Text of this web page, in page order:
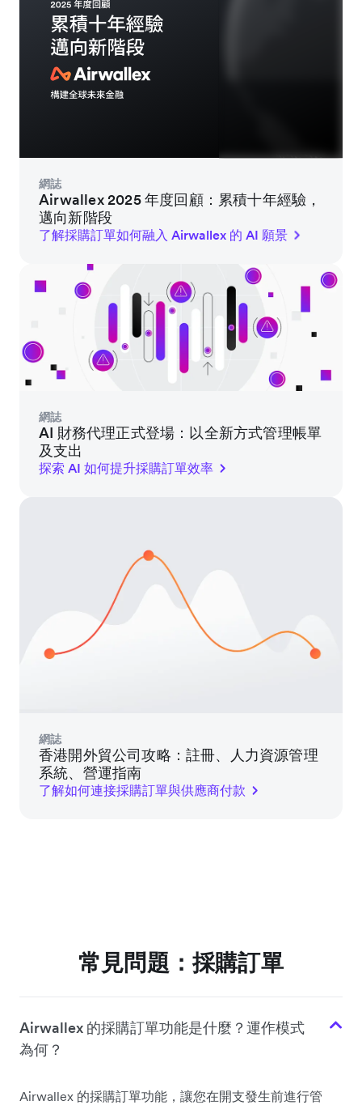
網誌
Airwallex 2025 年度回顧：累積十年經驗，
邁向新階段
了解採購訂單如何融入 Airwallex 的 AI 願景
網誌
AI 財務代理正式登場：以全新方式管理帳單
及支出
探索 AI 如何提升採購訂單效率
網誌
香港開外貿公司攻略：註冊、人力資源管理
系統、營運指南
了解如何連接採購訂單與供應商付款
常見問題：採購訂單
Airwallex 的採購訂單功能是什麼？運作模式
為何？
Airwallex 的採購訂單功能，讓您在開支發生前進行管